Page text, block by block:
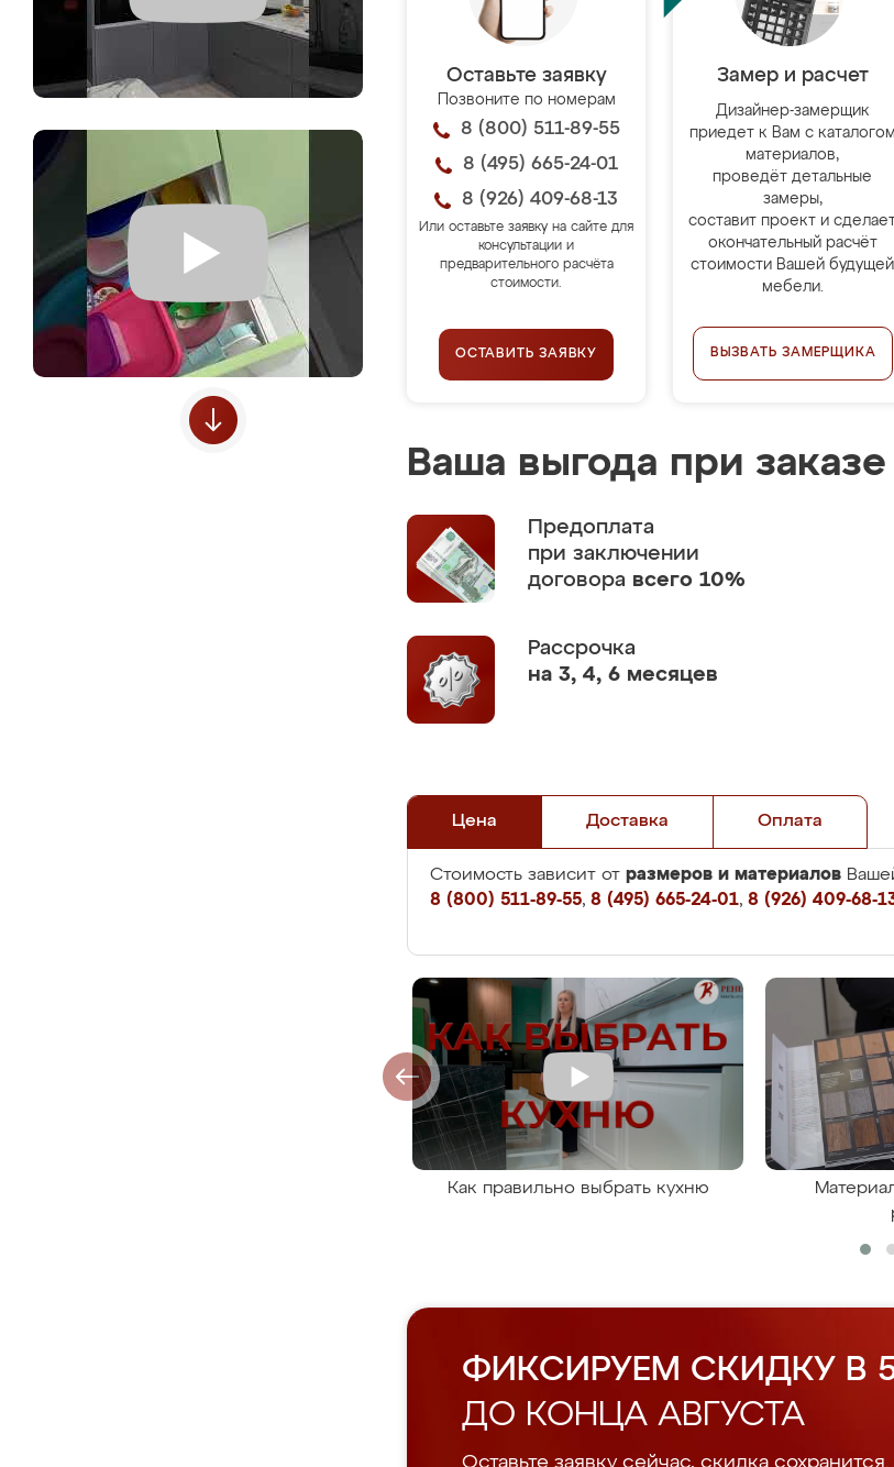
Оставьте заявку
Позвоните по номерам
8 (800) 511-89-55
8 (495) 665-24-01
8 (926) 409-68-13
Или оставьте заявку на сайте для
консультации и
предварительного расчёта
стоимости.
ОСТАВИТЬ ЗАЯВКУ
Замер и расчет
Дизайнер-замерщик
приедет к Вам с каталогом
материалов,
проведёт детальные
замеры,
составит проект и
окончательный расчёт
стоимости Вашей будущей
мебели.
ВЫЗВАТЬ ЗАМЕРЩИКА
Ваша выгода при
Предоплата
при заключении
договора всего 10%
Рассрочка
на 3, 4, 6 месяцев
Цена Доставка Оплата
Стоимость зависит от размеров и материалов
8 (800) 511-89-55, 8 (495) 665-24-01, 8 (926) 409-68-
Как правильно выбрать кухню
ФИКСИРУЕМ СКИДКУ В
ДО КОНЦА АВГУСТА
Оставьте заявку сейчас, скидка сохранится.